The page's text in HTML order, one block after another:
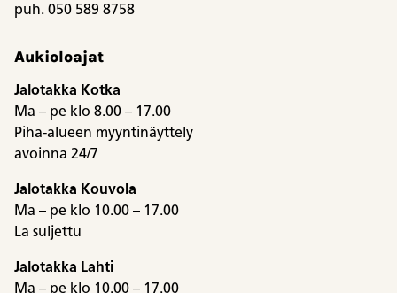
puh. 050 589 8758
Aukioloajat
Jalotakka Kotka
Ma – pe klo 8.00 – 17.00
Piha-alueen myyntinäyttely
avoinna 24/7
Jalotakka Kouvola
Ma – pe klo 10.00 – 17.00
La suljettu
Jalotakka Lahti
Ma – pe klo 10.00 – 17.00